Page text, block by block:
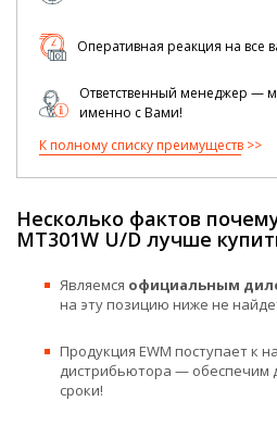
Оперативная реакция на все
Ответственный менеджер —
именно с Вами!
К полному списку преимуществ
Несколько фактов
MT301W U/D лучше
Являемся официальным
на эту позицию ниже не
Продукция EWM поступает к
дистрибьютора — обеспечим
сроки!